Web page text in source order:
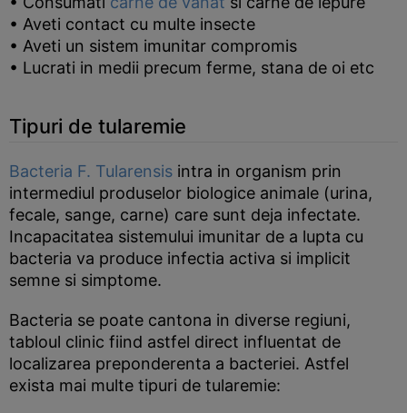
• Aveti contact cu multe insecte
• Aveti un sistem imunitar compromis
• Lucrati in medii precum ferme, stana de oi etc
Tipuri de tularemie
Bacteria F. Tularensis intra in organism prin
intermediul produselor biologice animale (urina,
fecale, sange, carne) care sunt deja infectate.
Incapacitatea sistemului imunitar de a lupta cu
bacteria va produce infectia activa si implicit
semne si simptome.
Bacteria se poate cantona in diverse regiuni,
tabloul clinic fiind astfel direct influentat de
localizarea preponderenta a bacteriei. Astfel
exista mai multe tipuri de tularemie: